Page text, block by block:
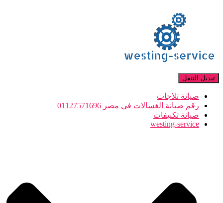
تبديل التنقل
صيانة ثلاجات
رقم صيانة الغسالات في مصر 01127571696
صيانة تكييفات
westing-service